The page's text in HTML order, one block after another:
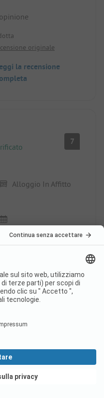
anche l'auto, quindi
originale
la recensione
7
Alloggio In Affitto
al camping l epi
ma un po' datata